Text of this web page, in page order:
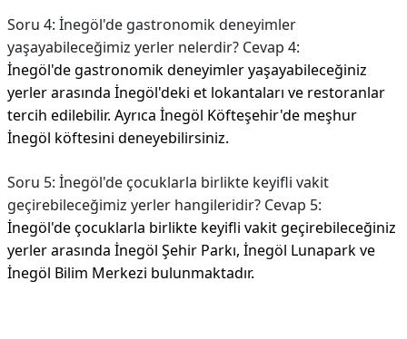
Soru 4: İnegöl'de gastronomik deneyimler
yaşayabileceğimiz yerler nelerdir? Cevap 4:
İnegöl'de gastronomik deneyimler yaşayabileceğiniz
yerler arasında İnegöl'deki et lokantaları ve restoranlar
tercih edilebilir. Ayrıca İnegöl Köfteşehir'de meşhur
İnegöl köftesini deneyebilirsiniz.
Soru 5: İnegöl'de çocuklarla birlikte keyifli vakit
geçirebileceğimiz yerler hangileridir? Cevap 5:
İnegöl'de çocuklarla birlikte keyifli vakit geçirebileceğiniz
yerler arasında İnegöl Şehir Parkı, İnegöl Lunapark ve
İnegöl Bilim Merkezi bulunmaktadır.